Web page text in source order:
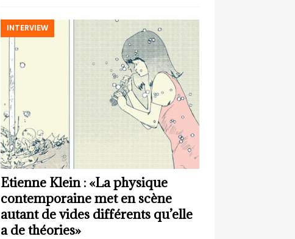
INTERVIEW
Etienne Klein : «La physique
contemporaine met en scène
autant de vides différents qu’elle
a de théories»